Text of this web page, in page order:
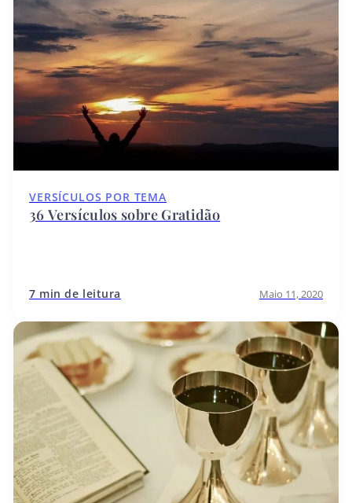
VERSÍCULOS POR TEMA
36 Versículos sobre Gratidão
7 min de leitura Maio 11, 2020